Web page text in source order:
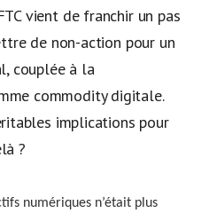
vient de franchir un pas
de non-action pour un
couplée à la
commodity digitale.
implications pour
?
numériques n’était plus